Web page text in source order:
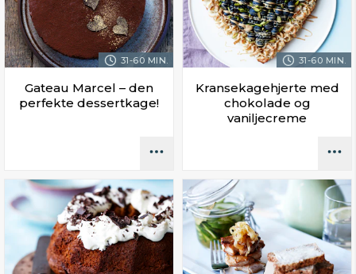
31-60 MIN.
Gateau Marcel – den
perfekte dessertkage!
31-60 MIN.
Kransekagehjerte med
chokolade og
vaniljecreme